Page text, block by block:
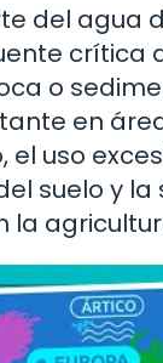
del agua
crítica
o
en
el uso
suelo y
la